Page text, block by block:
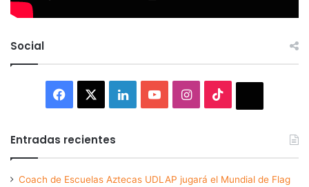
Social
Facebook LinkedInYouTubeInstagram
Entradas recientes
Coach de Escuelas Aztecas UDLAP jugará el Mundial de Flag